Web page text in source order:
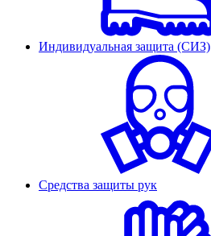
Индивидуальная защита (СИЗ)
Средства защиты рук